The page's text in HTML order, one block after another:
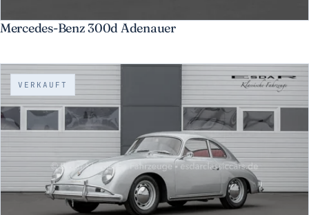
Mercedes-Benz 300d Adenauer
VERKAUFT